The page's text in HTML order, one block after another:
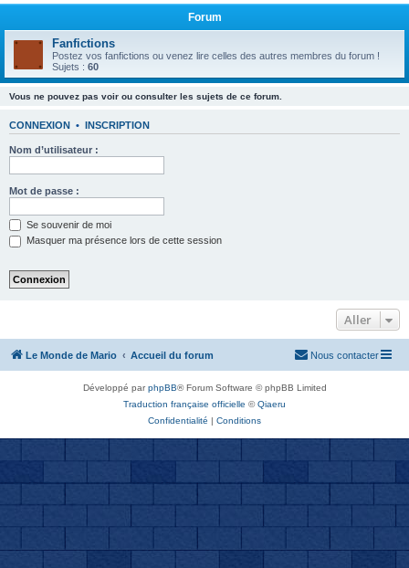
Forum
Fanfictions
Postez vos fanfictions ou venez lire celles des autres membres du forum !
Sujets : 60
Vous ne pouvez pas voir ou consulter les sujets de ce forum.
CONNEXION • INSCRIPTION
Nom d’utilisateur :
Mot de passe :
Se souvenir de moi
Masquer ma présence lors de cette session
Aller
Le Monde de Mario Accueil du forum Nous contacter
Développé parphpBB® Forum Software © phpBB Limited
Traduction française officielle ©Qiaeru
Confidentialité | Conditions